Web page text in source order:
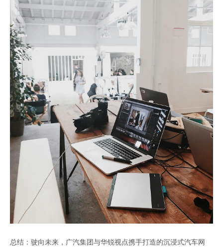
总结：驶向未来，广汽集团与华锐视点携手打造的沉浸式汽车网